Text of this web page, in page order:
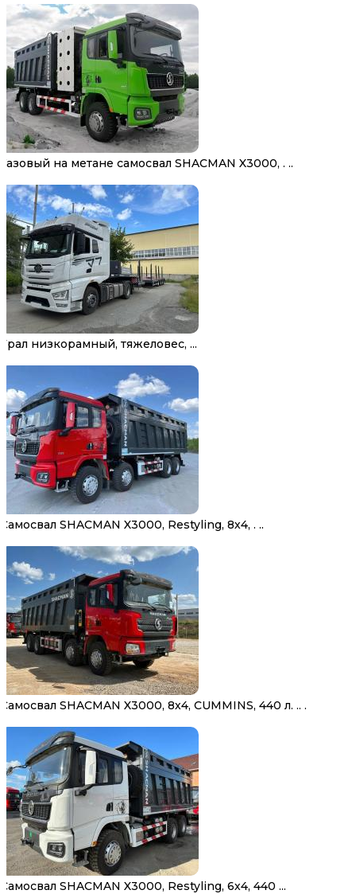
Газовый на метане самосвал SHACMAN X3000, . ..
Трал низкорамный, тяжеловес, ...
Самосвал SHACMAN X3000, Restyling, 8х4, . ..
Самосвал SHACMAN X3000, 8х4, CUMMINS, 440 л. .. .
Самосвал SHACMAN X3000, Restyling, 6х4, 440 ...